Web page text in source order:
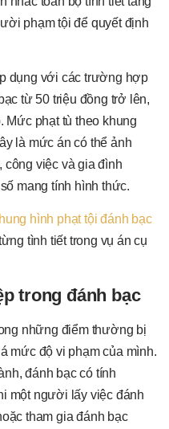
phạm tội để quyết định
dụng với các trường hợp
từ 50 triệu đồng trở lên,
Mức phạt tù theo khung
là mức án có thể ảnh
công việc và gia đình
mang tính hình thức.
hình phạt tội đánh bạc
tình tiết trong vụ án cụ
trong đánh bạc
những điểm thường bị
mức độ vi phạm của mình.
đánh bạc có tính
một người lấy việc đánh
tham gia đánh bạc